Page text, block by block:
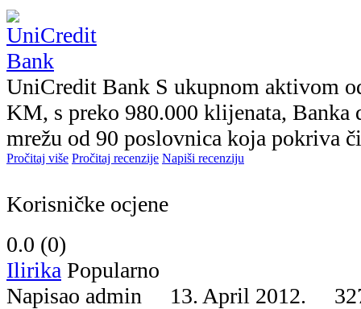
UniCredit Bank S ukupnom aktivom
KM, s preko 980.000 klijenata, Banka
mrežu od 90 poslovnica koja pokriva
Pročitaj više Pročitaj recenzije Napiši recenziju
Korisničke ocjene
0.0 (0)
Ilirika Popularno
Napisao admin 13. April 2012.